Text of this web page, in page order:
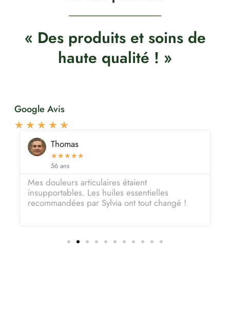
« Des produits et soins de
haute qualité ! »
Google Avis
★ ★ ★ ★ ★
Thomas
★★★★★
56 ans
Mes douleurs articulaires étaient
insupportables. Les huiles essentielles
recommandées par Sylvia ont tout changé !